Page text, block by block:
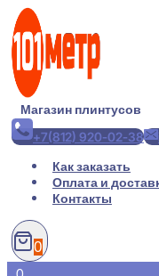
Перейти
содержимому
Магазин плинтусов
+7(812) 920-02-38
Как заказать
Оплата и
Контакты
0